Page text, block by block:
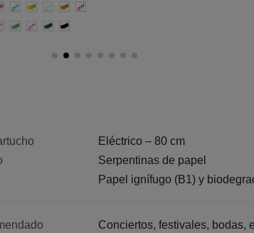
AzulAmarillo
BlancaNaranja
Roja
VerdeRosasVerdeNegro
Eléctrico – 80 cm
Serpentinas de papel
Papel ignífugo (B1) y
Conciertos, festivales, bodas,